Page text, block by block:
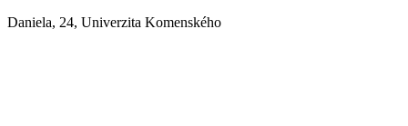
Daniela, 24, Univerzita Komenského